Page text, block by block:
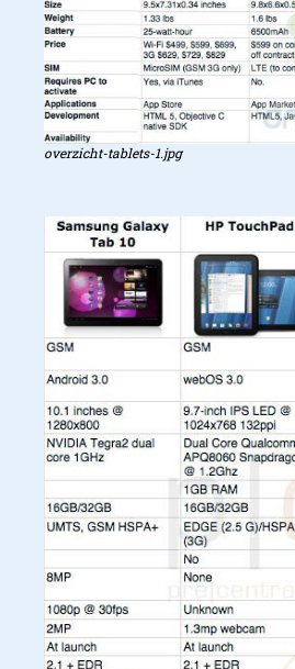
overzicht-tablets-1.jpg